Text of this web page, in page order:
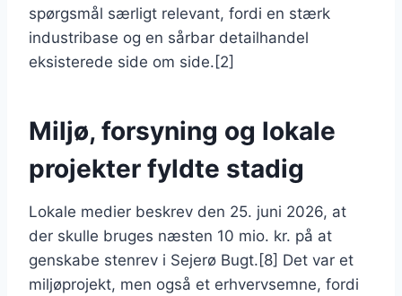
spørgsmål særligt relevant, fordi en stærk
industribase og en sårbar detailhandel
eksisterede side om side.[2]
Miljø, forsyning og lokale
projekter fyldte stadig
Lokale medier beskrev den 25. juni 2026, at
der skulle bruges næsten 10 mio. kr. på at
genskabe stenrev i Sejerø Bugt.[8] Det var et
miljøprojekt, men også et erhvervsemne, fordi